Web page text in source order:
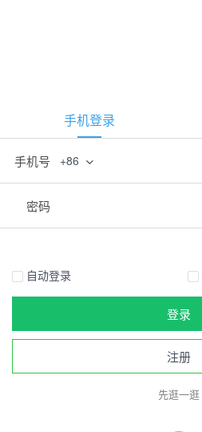
手机登录
手机号 +86
密码
自动登录
登录
注册
先逛一逛